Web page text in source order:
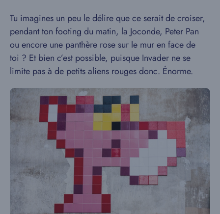
Tu imagines un peu le délire que ce serait de croiser,
pendant ton footing du matin, la Joconde, Peter Pan
ou encore une panthère rose sur le mur en face de
toi ? Et bien c’est possible, puisque Invader ne se
limite pas à de petits aliens rouges donc. Énorme.